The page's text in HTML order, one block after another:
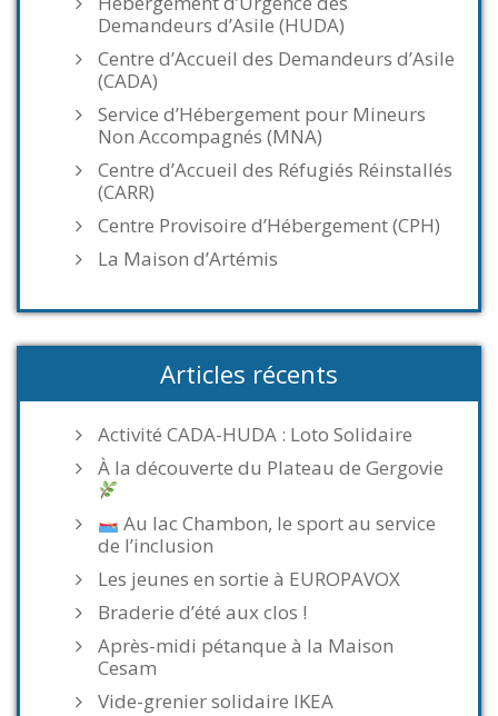
Demandeurs d’Asile (HUDA)
Centre d’Accueil des Demandeurs d’Asile
(CADA)
Service d’Hébergement pour Mineurs
Non Accompagnés (MNA)
Centre d’Accueil des Réfugiés Réinstallés
(CARR)
Centre Provisoire d’Hébergement (CPH)
La Maison d’Artémis
Articles récents
Activité CADA-HUDA : Loto Solidaire
À la découverte du Plateau de Gergovie
Au lac Chambon, le sport au service
de l’inclusion
Les jeunes en sortie à EUROPAVOX
Braderie d’été aux clos !
Après-midi pétanque à la Maison
Cesam
Vide-grenier solidaire IKEA